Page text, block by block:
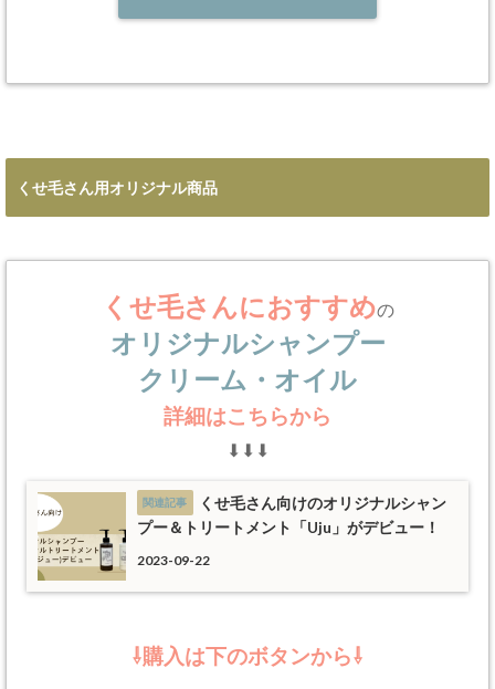
くせ毛さん用オリジナル商品
くせ毛さんにおすすめの
オリジナルシャンプー
クリーム・オイル
詳細はこちらから
⬇︎⬇︎⬇︎
くせ毛さん向けのオリジナルシャン
プー＆トリートメント「Uju」がデビュー！
2023-09-22
⇩購入は下のボタンから⇩